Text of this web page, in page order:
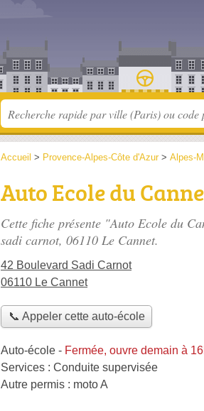
Accueil > Provence-Alpes-Côte d'Azur> Alpes-
Auto Ecole du
Cette fiche présente "Auto Ecole du
sadi carnot, 06110 Le Cannet.
42 Boulevard Sadi Carnot
06110 Le Cannet
📞 Appeler cette auto-école
Auto-école - Fermée, ouvre demain à
Services : Conduite supervisée
Autre permis : moto A